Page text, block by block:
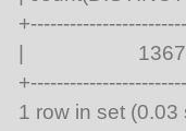
| 1367
1 row in set (0.03